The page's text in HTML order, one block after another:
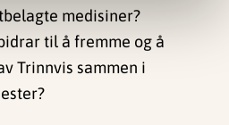
medisiner?
til å fremme og å
Trinnvis sammen i